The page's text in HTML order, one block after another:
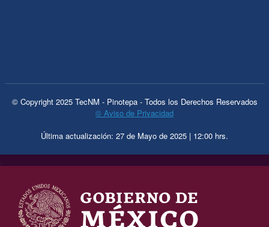
© Copyright 2025 TecNM - Pinotepa - Todos los Derechos Reservados
© Aviso de Privacidad
Última actualización: 27 de Mayo de 2025 | 12:00 hrs.
.